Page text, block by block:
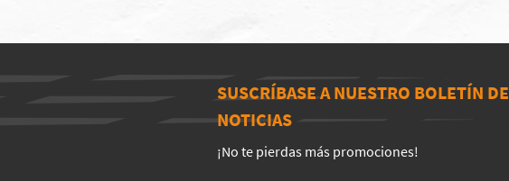
SUSCRÍBASE A NUESTRO BOLETÍN DE
NOTICIAS
¡No te pierdas más promociones!